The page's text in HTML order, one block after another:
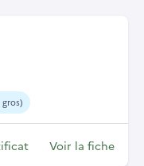
Voir la fiche